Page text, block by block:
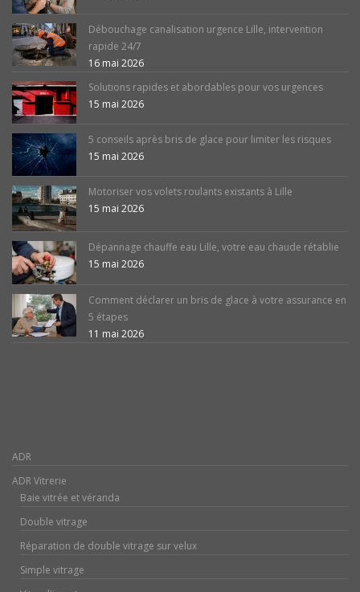
Débouchage canalisation urgence Lille, intervention
rapide 24/7
16 mai 2026
Solutions rapides et abordables pour vos urgences
15 mai 2026
5 conseils après bris de glace pour limiter les risques
15 mai 2026
Motoriser vos volets roulants existants à Lille
15 mai 2026
Dépannage chauffe eau Lille, votre eau chaude rétablie
15 mai 2026
Comment déclarer un bris de glace à votre assurance en
5 étapes
11 mai 2026
ADR
ADR Vitrerie
Baie vitrée et véranda
Double vitrage
Réparation de double vitrage sur velux
Simple vitrage